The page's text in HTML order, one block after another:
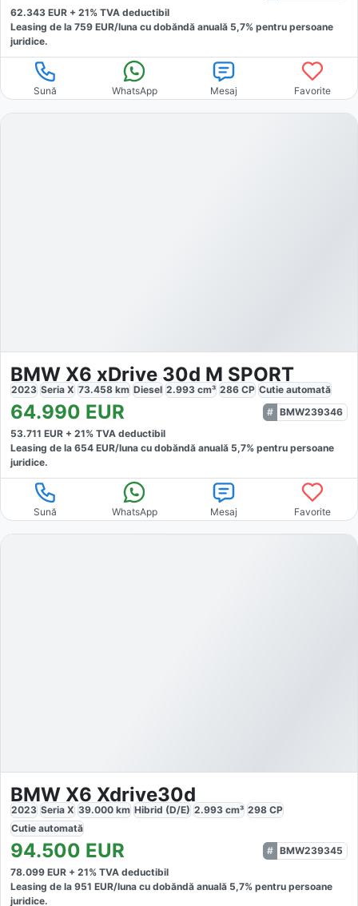
62.343 EUR + 21% TVA deductibil
Leasing de la 759 EUR/luna cu dobăndă anuală 5,7% pentru persoane
juridice.
Sună WhatsApp Mesaj Favorite
BMW X6 xDrive 30d M SPORT
2023 Seria X 73.458 km Diesel 2.993 cm³ 286 CP Cutie automată
64.990 EUR
BMW239346
53.711 EUR + 21% TVA deductibil
Leasing de la 654 EUR/luna cu dobăndă anuală 5,7% pentru persoane
juridice.
Sună WhatsApp Mesaj Favorite
BMW X6 Xdrive30d
2023 Seria X 39.000 km Hibrid (D/E) 2.993 cm³ 298 CP
Cutie automată
94.500 EUR
BMW239345
78.099 EUR + 21% TVA deductibil
Leasing de la 951 EUR/luna cu dobăndă anuală 5,7% pentru persoane
juridice.